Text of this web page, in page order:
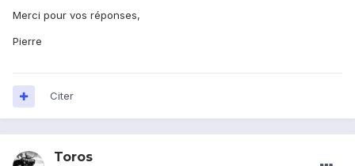
Merci pour vos réponses,
Pierre
Citer
Toros